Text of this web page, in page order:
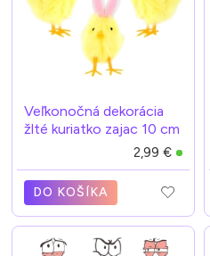
Veľkonočná dekorácia
žlté kuriatko zajac 10 cm
2,99 €
DO KOŠÍKA